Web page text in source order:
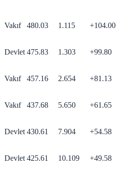
Vakıf 480.03 1.115 +104.00
Devlet 475.83 1.303 +99.80
Vakıf 457.16 2.654 +81.13
Vakıf 437.68 5.650 +61.65
Devlet 430.61 7.904 +54.58
Devlet 425.61 10.109 +49.58